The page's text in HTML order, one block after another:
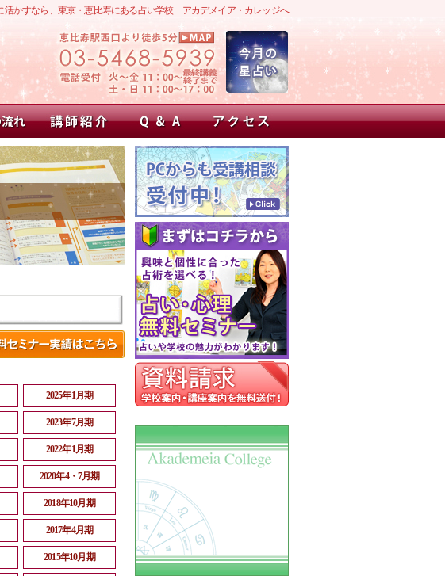
活かすなら、東京・恵比寿にある占い学校 アカデメイア・カレッジへ
2025年1月期
2023年7月期
2022年1月期
2020年4・7月期
2018年10月期
2017年4月期
2015年10月期